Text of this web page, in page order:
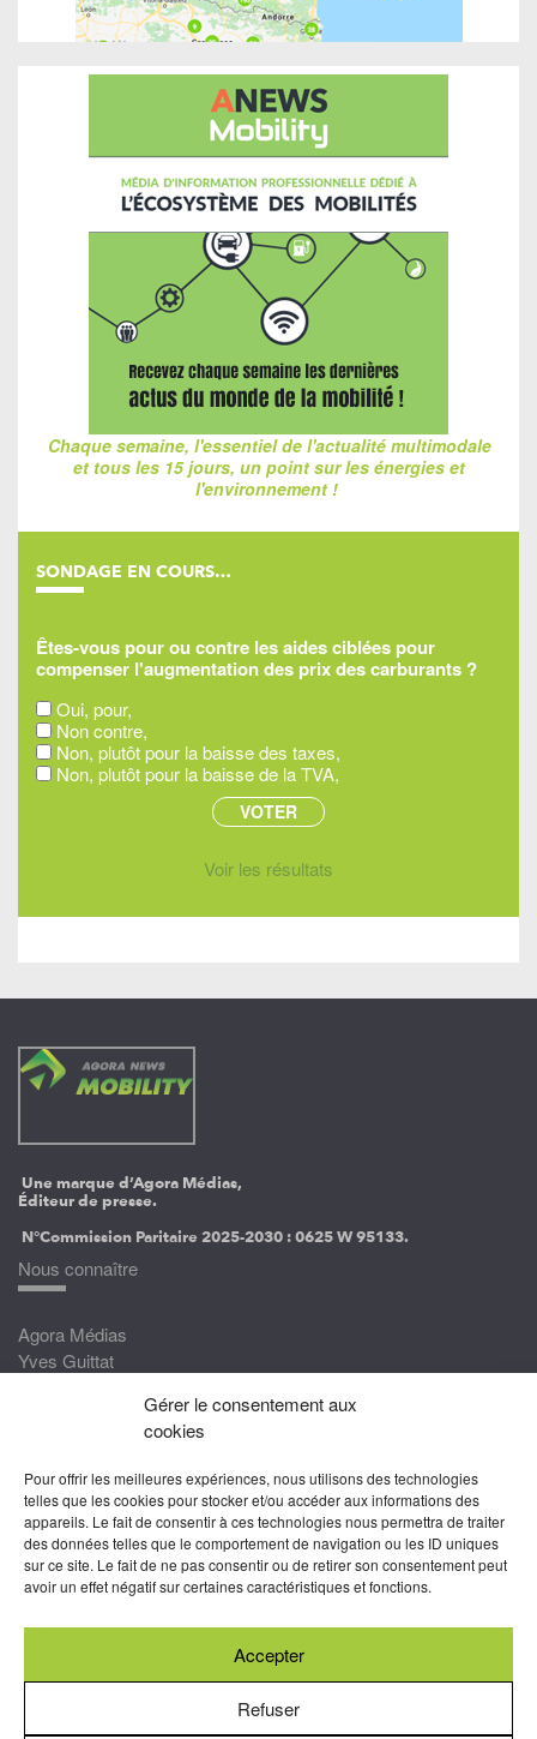
Gérer le consentement aux
cookies
Pour offrir les meilleures expériences, nous utilisons des technologies
telles que les cookies pour stocker et/ou accéder aux informations des
appareils. Le fait de consentir à ces technologies nous permettra de traiter
des données telles que le comportement de navigation ou les ID uniques
sur ce site. Le fait de ne pas consentir ou de retirer son consentement peut
avoir un effet négatif sur certaines caractéristiques et fonctions.
Accepter
Refuser
Chaque semaine, l'essentiel de l'actualité multimodale
et tous les 15 jours, un point sur les énergies et
l'environnement !
SONDAGE EN COURS…
Êtes-vous pour ou contre les aides ciblées pour
compenser l'augmentation des prix des carburants ?
Oui, pour,
Non contre,
Non, plutôt pour la baisse des taxes,
Non, plutôt pour la baisse de la TVA,
Voir les résultats
Une marque d’Agora Médias,
Éditeur de presse.
N°Commission Paritaire 2025-2030 :0625 W 95133.
Nous connaître
Agora Médias
Yves Guittat
Devenez correspondant
Rejoignez nos experts
Devenez Partenaire
Nous suivre
Abonnez-vous à nos newsletters